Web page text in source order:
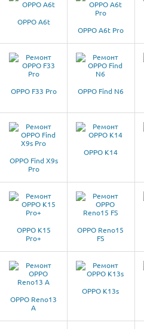
OPPO A6t
OPPO A6t Pro
OPPO F33 Pro OPPO Find N6
OPPO Find X9s
Pro
OPPO K14
OPPO K15
Pro+
OPPO Reno15
FS
OPPO Reno13
A
OPPO K13s